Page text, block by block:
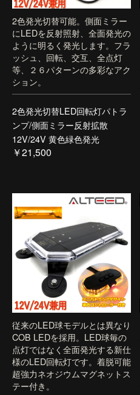
2色発光切替可能。側面ミラー
にLEDを反射照射、全面発光の
ように明るく発光します。フラ
ッシュ、回転、交互、全点灯
等、２６パターンの多彩なアク
ション。
2色発光切替LED回転灯パトラ
ンプ/側面ミラー反射拡散
12V/24V 黄色緑色発光
￥21,500
従来のLED球モデルとは異なり
COB LEDを採用。LED球毎の
点灯ではなく全面発光する新仕
様のLED回転灯です。着脱可能
超強力ネオジウムマグネットス
テー付き。